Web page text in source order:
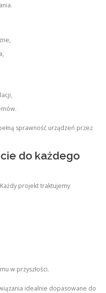
sprawność urządzeń przez
do każdego
projekt traktujemy
w przyszłości.
idealnie dopasowane do